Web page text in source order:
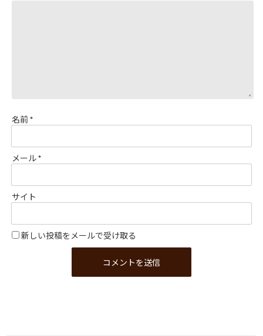
名前*
メール*
サイト
新しい投稿をメールで受け取る